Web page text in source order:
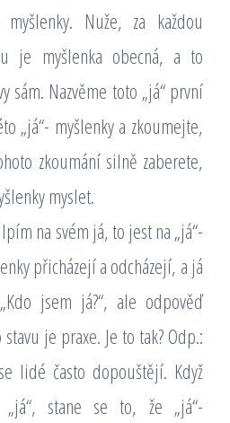
Nuže, za každou
je myšlenka obecná, a to
sám. Nazvěme toto „já“ první
„já“- myšlenky a zkoumejte,
zkoumání silně zaberete,
myslet.
na svém já, to jest na „já“-
přicházejí a odcházejí, a já
jsem já?“, ale odpověď
je praxe. Je to tak? Odp.:
lidé často dopouštějí. Když
„já“, stane se to, že „já“-